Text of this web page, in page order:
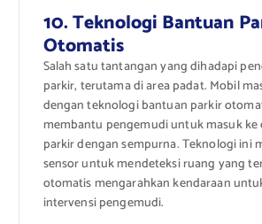
10. Teknologi Bantuan
Otomatis
Salah satu tantangan yang dihadapi
parkir, terutama di area padat. Mobil
dengan teknologi bantuan parkir
membantu pengemudi untuk masuk ke
parkir dengan sempurna. Teknologi ini
sensor untuk mendeteksi ruang yang
otomatis mengarahkan kendaraan
intervensi pengemudi.